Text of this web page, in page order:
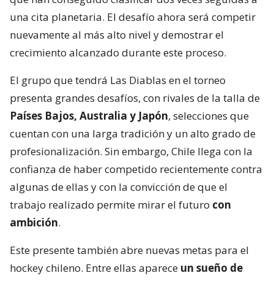
una cita planetaria. El desafío ahora será competir
nuevamente al más alto nivel y demostrar el
crecimiento alcanzado durante este proceso.
El grupo que tendrá Las Diablas en el torneo
presenta grandes desafíos, con rivales de la talla de
Países Bajos, Australia y Japón, selecciones que
cuentan con una larga tradición y un alto grado de
profesionalización. Sin embargo, Chile llega con la
confianza de haber competido recientemente contra
algunas de ellas y con la convicción de que el
trabajo realizado permite mirar el futuro con
ambición.
Este presente también abre nuevas metas para el
hockey chileno. Entre ellas aparece un sueño de